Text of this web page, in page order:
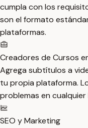
cumpla con los
son el formato
plataformas.
Creadores de Cursos
Agrega subtítulos a
tu propia plataforma.
problemas en cualquier
SEO y Marketing